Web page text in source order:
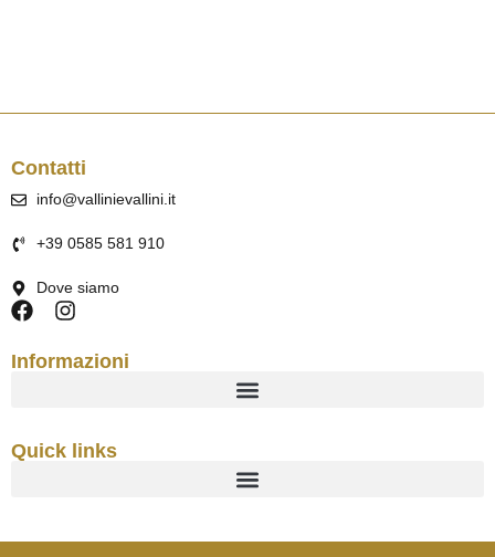
Contatti
info@vallinievallini.it
+39 0585 581 910
Dove siamo
Informazioni
Quick links